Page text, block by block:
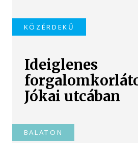
KÖZÉRDEKŰ
Ideiglenes
Jókai utcában
BALATON